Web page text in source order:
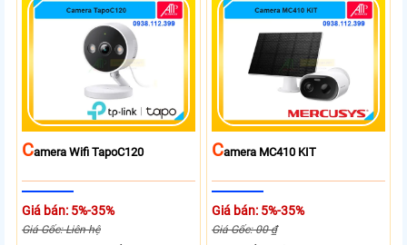
CAmera Wifi TapoC120
Giá bán: 5%-35%
Giá Gốc: Liên hệ
CAmera MC410 KIT
Giá bán: 5%-35%
Giá Gốc: 00 ₫